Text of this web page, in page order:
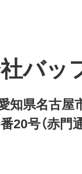
バッ
知県名古屋
20号（赤門